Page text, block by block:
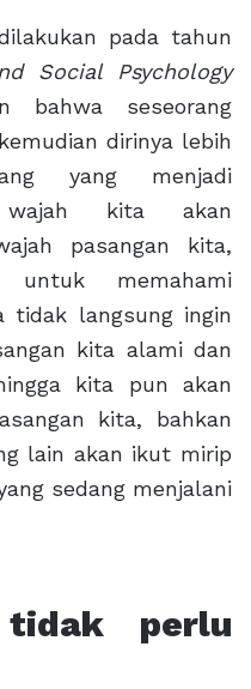
pada tahun
Social Psychology
bahwa seseorang
dirinya lebih
yang menjadi
wajah kita akan
pasangan kita,
memahami
tidak langsung ingin
kita alami dan
kita pun akan
kita, bahkan
lain akan ikut mirip
sedang menjalani
perlu